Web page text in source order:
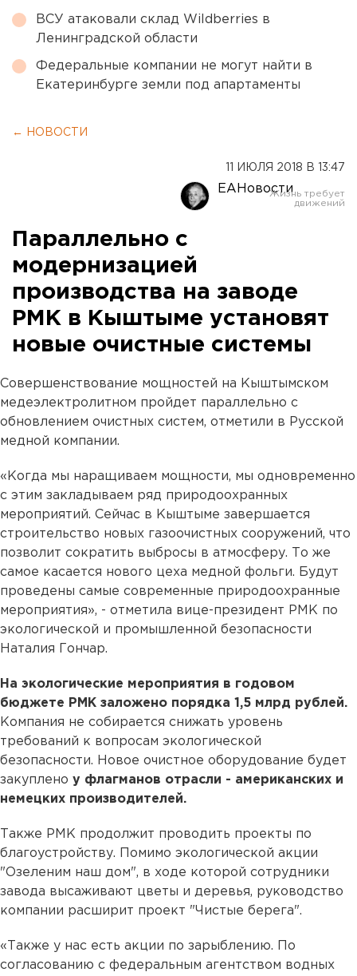
ВСУ атаковали склад Wildberries в
Ленинградской области
Федеральные компании не могут найти в
Екатеринбурге земли под апартаменты
← НОВОСТИ
11 ИЮЛЯ 2018 В 13:47
ЕАНовости
Параллельно с
модернизацией
производства на заводе
РМК в Кыштыме установят
новые очистные системы
Совершенствование мощностей на Кыштымском
медеэлектролитном пройдет параллельно с
обновлением очистных систем, отметили в Русской
медной компании.
«Когда мы наращиваем мощности, мы одновременно
с этим закладываем ряд природоохранных
мероприятий. Сейчас в Кыштыме завершается
строительство новых газоочистных сооружений, что
позволит сократить выбросы в атмосферу. То же
самое касается нового цеха медной фольги. Будут
проведены самые современные природоохранные
мероприятия», - отметила вице-президент РМК по
экологической и промышленной безопасности
Наталия Гончар.
На экологические мероприятия в годовом
бюджете РМК заложено порядка 1,5 млрд рублей.
Компания не собирается снижать уровень
требований к вопросам экологической
безопасности. Новое очистное оборудование будет
закуплено у флагманов отрасли - американских и
немецких производителей.
Также РМК продолжит проводить проекты по
благоустройству. Помимо экологической акции
"Озеленим наш дом", в ходе которой сотрудники
завода высаживают цветы и деревья, руководство
компании расширит проект "Чистые берега".
«Также у нас есть акции по зарыблению. По
согласованию с федеральным агентством водных